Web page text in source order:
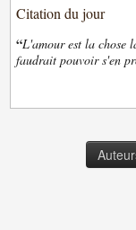
Citation du jour
“L'amour est la chose
faudrait pouvoir s'en